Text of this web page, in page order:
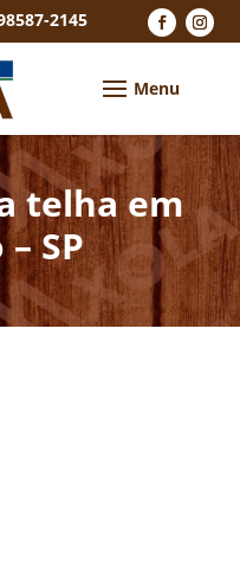
2145
telha em
SP